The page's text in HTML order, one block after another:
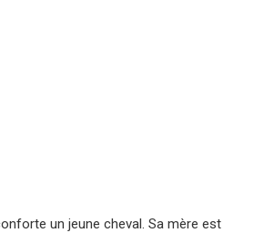
un jeune cheval. Sa mère est